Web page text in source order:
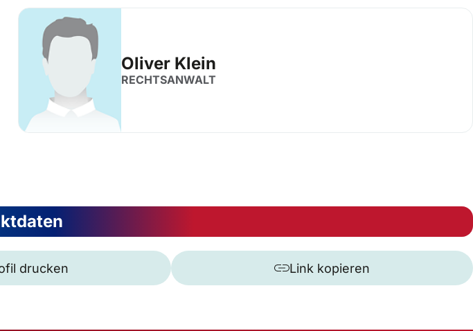
Oliver Klein
RECHTSANWALT
drucken Link kopieren